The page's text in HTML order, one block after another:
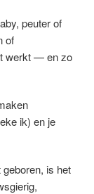
peuter of
of
werkt — en zo
ik) en je
is het